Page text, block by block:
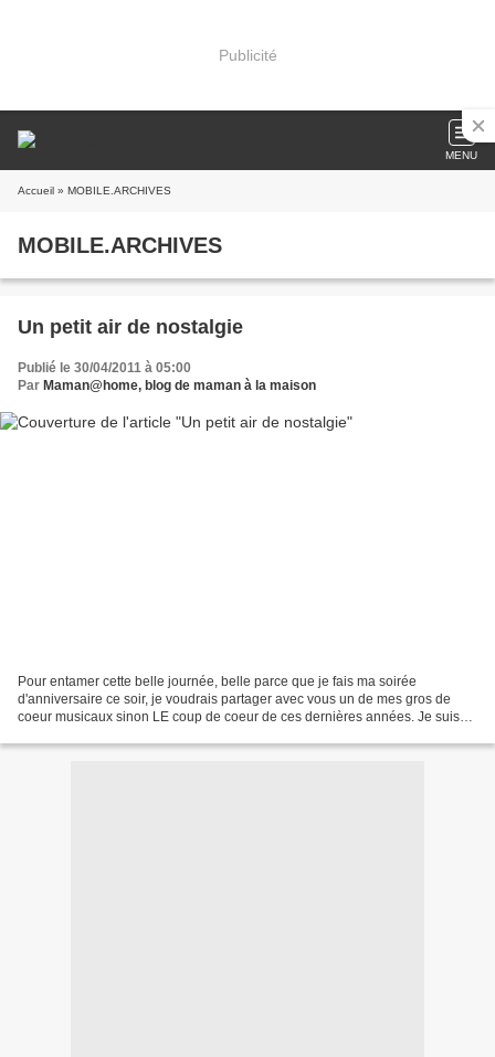
Publicité
MENU
Accueil » MOBILE.ARCHIVES
MOBILE.ARCHIVES
Un petit air de nostalgie
Publié le 30/04/2011 à 05:00
Par Maman@home, blog de maman à la maison
Pour entamer cette belle journée, belle parce que je fais ma soirée
d'anniversaire ce soir, je voudrais partager avec vous un de mes gros de
coeur musicaux sinon LE coup de coeur de ces dernières années. Je suis